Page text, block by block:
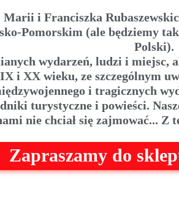
i Franciszka
Pomorskim (ale będziemy
Polski).
wydarzeń, ludzi i miejsc,
i XX wieku, ze szczególnym
i tragicznych
turystyczne i powieści.
nie chciał się zajmować... Z
Zapraszamy do s